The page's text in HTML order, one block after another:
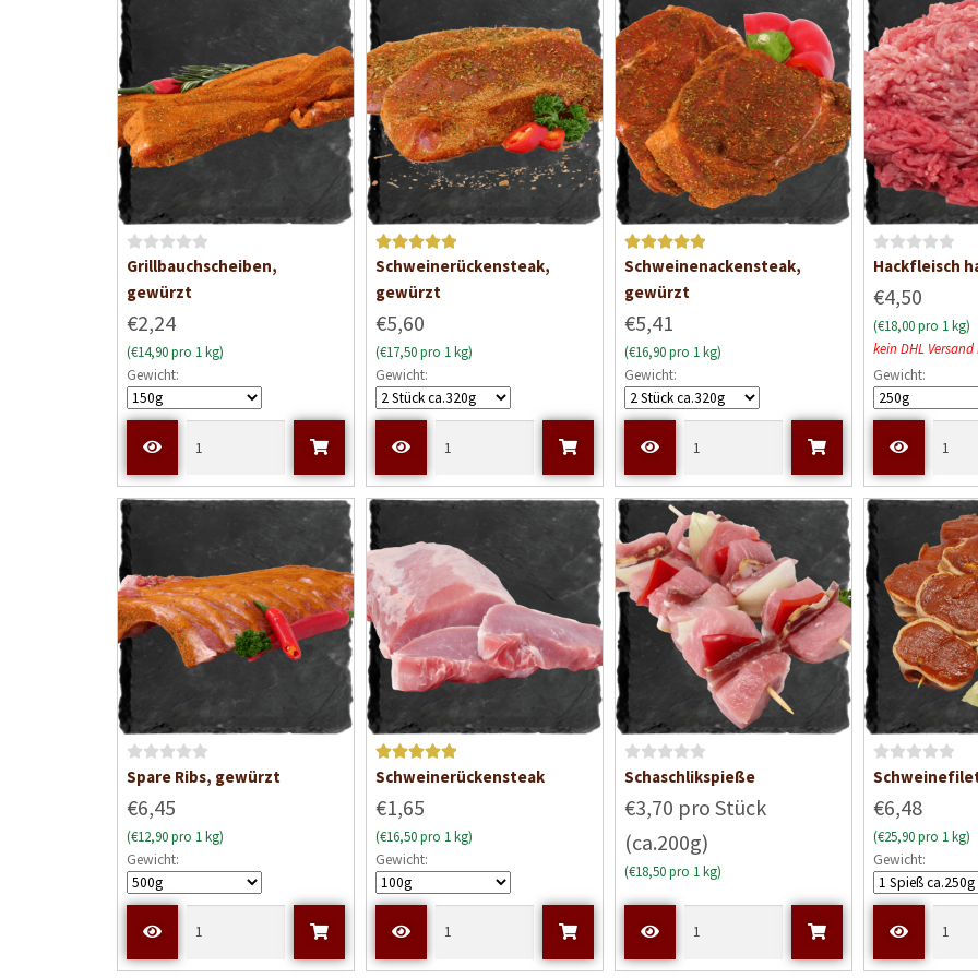
B
e
r
t
e
t
t
0
v
o
n
5
Grillbauchscheiben,
gewürzt
€2,24
(€14,90 pro 1 kg)
Gewicht:
Bewertet mit
von 5
Schweinerückensteak,
gewürzt
€5,60
(€17,50 pro 1 kg)
Gewicht:
Bewertet mit
von 5
Schweinenackensteak,
gewürzt
€5,41
(€16,90 pro 1 kg)
Gewicht:
B
w
e
r
t
t
t
0
v
o
n
Hackfleisch
€4,50
(€18,00 pro 1 kg)
kein DHL
Gewicht:
B
w
e
r
m
Spare Ribs, gewürzt
€6,45
(€12,90 pro 1 kg)
Gewicht:
Bewertet mit
Schweinerückensteak
€1,65
(€16,50 pro 1 kg)
Gewicht:
B
w
e
r
m
Schaschlikspieße
€3,70 pro Stück
(ca.200g)
(€18,50 pro 1 kg)
B
w
e
r
m
€6,48
(€25,90 pro 1 kg)
Gewicht: